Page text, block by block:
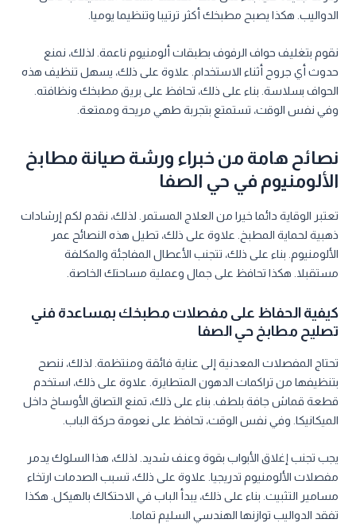
الدواليب. هكذا يصبح مطبخك أكثر ترتيبا وتنظيما يوميا.
نقوم بتغليف حواف الرفوف بطبقات ألومنيوم ناعمة. لذلك، نمنع
حدوث أي جروح أثناء الاستخدام. علاوة على ذلك، يسهل تنظيف هذه
الحواف بسلاسة. بناء على ذلك، تحافظ على بريق مطبخك ونظافته.
وفي نفس الوقت، تستمتع بتجربة طهي مريحة وممتعة.
نصائح هامة من خبراء ورشة صيانة مطابخ
الألومنيوم في حي الصفا
تعتبر الوقاية دائما خيرا من العلاج المستمر. لذلك، نقدم لكم إرشادات
ذهبية لحماية المطبخ. علاوة على ذلك، تطيل هذه النصائح عمر
الألومنيوم. بناء على ذلك، تتجنب الأعطال المفاجئة والمكلفة
مستقبلا. هكذا تحافظ على جمال وعملية مساحتك الخاصة.
كيفية الحفاظ على مفصلات مطبخك بمساعدة فني
تصليح مطابخ حي الصفا
تحتاج المفصلات المعدنية إلى عناية فائقة ومنتظمة. لذلك، ننصح
بتنظيفها من تراكمات الدهون المتطايرة. علاوة على ذلك، استخدم
قطعة قماش جافة بلطف. بناء على ذلك، تمنع التصاق الأوساخ داخل
الميكانيكا. وفي نفس الوقت، تحافظ على نعومة حركة الباب.
يجب تجنب إغلاق الأبواب بقوة وعنف شديد. لذلك، هذا السلوك يدمر
مفصلات الألومنيوم تدريجيا. علاوة على ذلك، تسبب الصدمات ارتخاء
مسامير التثبيت. بناء على ذلك، يبدأ الباب في الاحتكاك بالهيكل. هكذا
تفقد الدواليب توازنها الهندسي السليم تماما.